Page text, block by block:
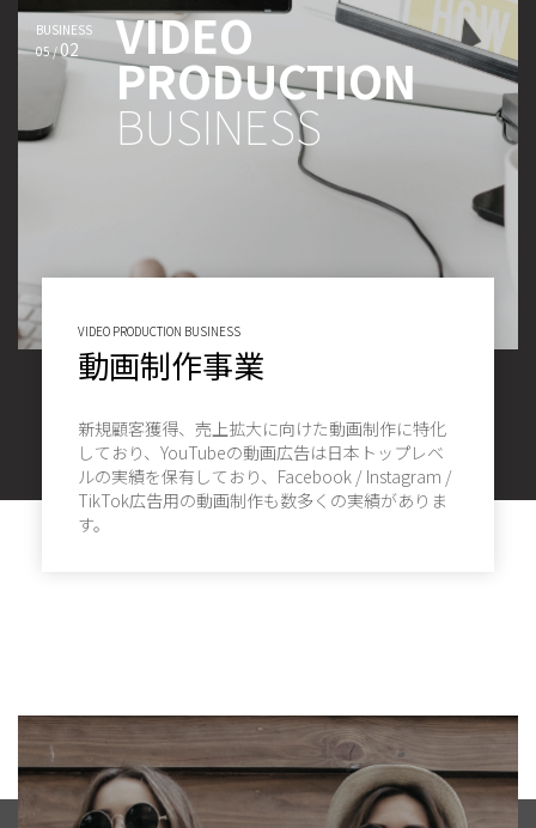
BUSINESS
05 /02 VIDEO
PRODUCTION
BUSINESS
VIDEO PRODUCTION BUSINESS
動画制作事業
新規顧客獲得、売上拡大に向けた動画制作に特化
しており、YouTubeの動画広告は日本トップレベ
ルの実績を保有しており、Facebook / Instagram /
TikTok広告用の動画制作も数多くの実績がありま
す。